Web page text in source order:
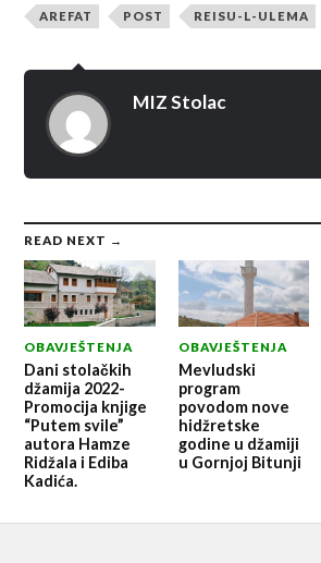
AREFAT POST REISU-L-ULEMA
MIZ Stolac
READ NEXT →
OBAVJEŠTENJA
Dani stolačkih
džamija 2022-
Promocija knjige
“Putem svile”
autora Hamze
Ridžala i Ediba
Kadića.
OBAVJEŠTENJA
Mevludski
program
povodom nove
hidžretske
godine u džamiji
u Gornjoj Bitunji